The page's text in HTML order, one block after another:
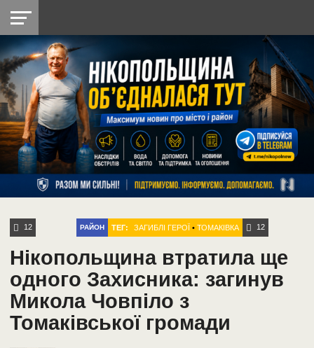
НІКОПОЛЬ
РАЙОН
СІЧЕСЛАВСЬКА
УКРАЇНА
РЕТРО
НІКОПОЛЬ
ЛАЙТ
УКРАЇНА
ДОПОМОГА
РАДІО
12 РАЙОН ТЕГ: ЗАГИБЛІ ГЕРОЇ •ТОМАКІВКА 12
Нікопольщина втратила ще
одного Захисника: загинув
Микола Човпіло з
Томаківської громади